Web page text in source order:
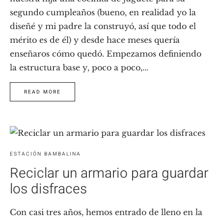
segundo cumpleaños (bueno, en realidad yo la
diseñé y mi padre la construyó, así que todo el
mérito es de él) y desde hace meses quería
enseñaros cómo quedó. Empezamos definiendo
la estructura base y, poco a poco,...
READ MORE
ESTACIÓN BAMBALINA
Reciclar un armario para guardar
los disfraces
Con casi tres años, hemos entrado de lleno en la